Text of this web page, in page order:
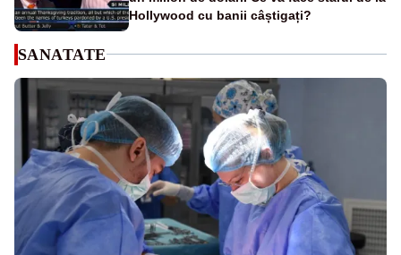
Hollywood cu banii câștigați?
SANATATE